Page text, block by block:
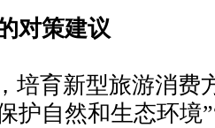
对策建议
培育新型旅游消费
护自然和生态环境